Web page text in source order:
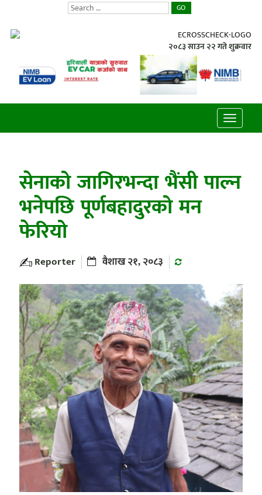
GO
२०८३ साउन २२ गते शुक्रवार
Toggle
सेनाको जागिरभन्दा भैंसी पाल्न
भनेपछि पूर्णबहादुरको मन
फेरियो
Reporter वैशाख २१, २०८३